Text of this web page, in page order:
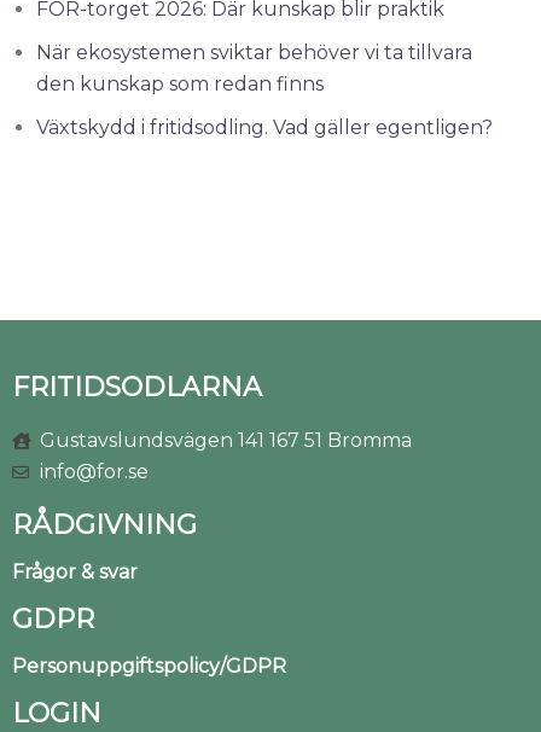
FOR-torget 2026: Där kunskap blir praktik
När ekosystemen sviktar behöver vi ta tillvara
den kunskap som redan finns
Växtskydd i fritidsodling. Vad gäller egentligen?
FRITIDSODLARNA
Gustavslundsvägen 141 167 51 Bromma
info@for.se
RÅDGIVNING
Frågor & svar
GDPR
Personuppgiftspolicy/GDPR
LOGIN